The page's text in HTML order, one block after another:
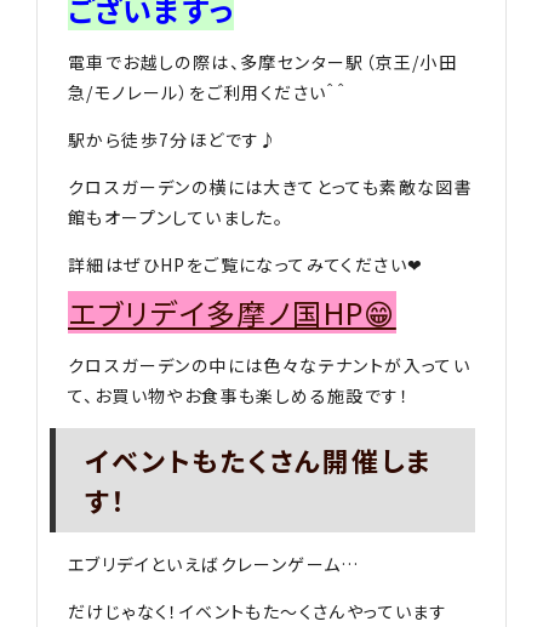
ございますっ
電車でお越しの際は、多摩センター駅（京王/小田
急/モノレール）をご利用ください＾＾
駅から徒歩7分ほどです♪
クロスガーデンの横には大きてとっても素敵な図書
館もオープンしていました。
詳細はぜひHPをご覧になってみてください❤︎
エブリデイ多摩ノ国HP😁
クロスガーデンの中には色々なテナントが入ってい
て、お買い物やお食事も楽しめる施設です！
イベントもたくさん開催しま
す！
エブリデイといえばクレーンゲーム…
だけじゃなく！イベントもた〜くさんやっています